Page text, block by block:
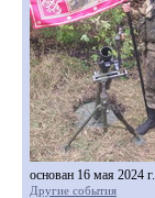
основан 16 мая 2024 г.
Другие события